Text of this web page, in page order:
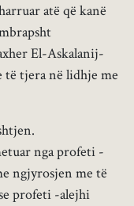
atë që kanë
El-Askalanij-
të tjera në lidhje me
nga profeti -
ngjyrosjen me të
profeti -alejhi